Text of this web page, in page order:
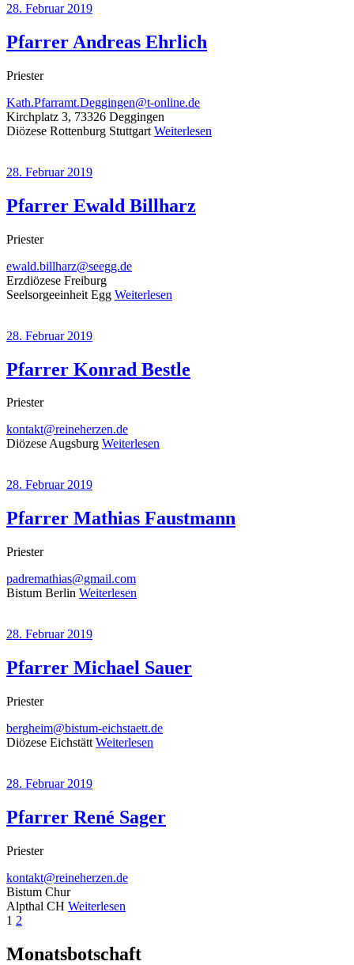
28. Februar 2019
Pfarrer Andreas Ehrlich
Priester
Kath.Pfarramt.Deggingen@t-online.de
Kirchplatz 3, 73326 Deggingen
Diözese Rottenburg Stuttgart Weiterlesen
28. Februar 2019
Pfarrer Ewald Billharz
Priester
ewald.billharz@seegg.de
Erzdiözese Freiburg
Seelsorgeeinheit Egg Weiterlesen
28. Februar 2019
Pfarrer Konrad Bestle
Priester
kontakt@reineherzen.de
Diözese Augsburg Weiterlesen
28. Februar 2019
Pfarrer Mathias Faustmann
Priester
padremathias@gmail.com
Bistum Berlin Weiterlesen
28. Februar 2019
Pfarrer Michael Sauer
Priester
bergheim@bistum-eichstaett.de
Diözese Eichstätt Weiterlesen
28. Februar 2019
Pfarrer René Sager
Priester
kontakt@reineherzen.de
Bistum Chur
Alpthal CH Weiterlesen
Beitragsnavigation
Seite
1 Seite
2
Monatsbotschaft